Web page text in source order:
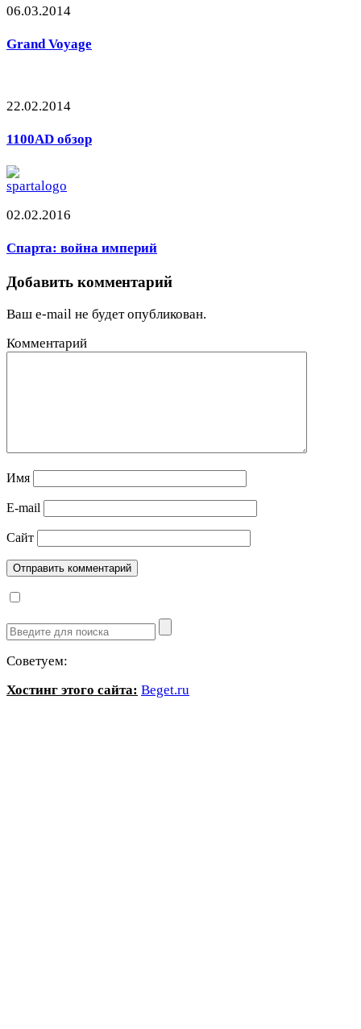
06.03.2014
Grand Voyage
22.02.2014
1100AD обзор
02.02.2016
Спарта: война империй
Добавить комментарий
Ваш e-mail не будет опубликован.
Комментарий
Имя
E-mail
Сайт
Советуем:
Хостинг этого сайта: Beget.ru